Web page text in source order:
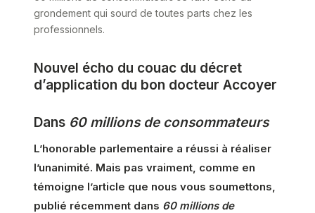
grondement qui sourd de toutes parts chez les
professionnels.
Nouvel écho du couac du décret
d’application du bon docteur Accoyer
Dans 60 millions de consommateurs
L’honorable parlementaire a réussi à réaliser
l’unanimité. Mais pas vraiment, comme en
témoigne l’article que nous vous soumettons,
publié récemment dans 60 millions de